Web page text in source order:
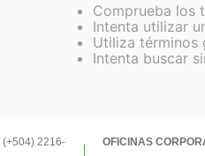
Comprueba los
Intenta utilizar
Utiliza términos
Intenta buscar
(+504) 2216-
OFICINAS